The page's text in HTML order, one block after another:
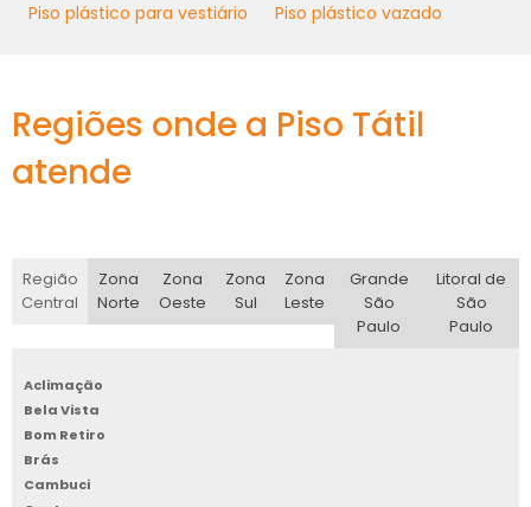
ambiente bem projetado pode favorecer a
criatividade e a interação, e o
imitando madeira
qualquer estilo decorativo, esse piso é uma
escolha inteligente para qualquer projeto
empresarial.
SELEÇÃO E INSTALAÇÃO
Na hora de escolher o
imitando madeira
Piso plástico para vestiário
Piso plástico vazado
Regiões onde a Piso Tátil
atende
Região
Central
Zona
Norte
Zona
Oeste
Zona
Sul
Zona
Leste
Grande
São
Paulo
Litoral de
São
Paulo
Aclimação
Bela Vista
Bom Retiro
Brás
Cambuci